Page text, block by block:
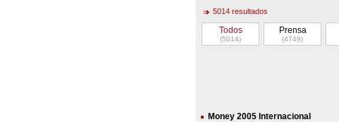
5014 resultados
Todos
(5014)
Prensa
(4749)
Money 2005 Internacional